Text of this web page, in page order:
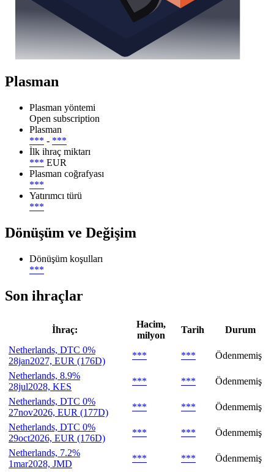
Plasman
Plasman yöntemi
Open subscription
Plasman
*** - ***
İlk ihraç miktarı
*** EUR
Plasman coğrafyası
***
Yatırımcı türü
***
Dönüşüm ve Değişim
Dönüşüm koşulları
***
Son ihraçlar
İhraç:
Hacim,
milyon
Tarih
Durum
Netherlands, DTC 0%
28jan2027, EUR (176D)
*** ***
Ödenmemiş
Netherlands, 8.9%
28jul2028, KES
*** ***
Ödenmemiş
Netherlands, DTC 0%
27nov2026, EUR (177D)
*** ***
Ödenmemiş
Netherlands, DTC 0%
29oct2026, EUR (176D)
*** ***
Ödenmemiş
Netherlands, 7.2%
1mar2028, JMD
*** *** Ödenmemiş